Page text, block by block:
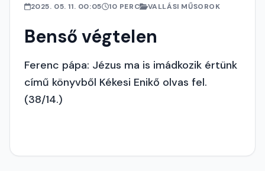
2025. 05. 11. 00:05 10 PERC VALLÁSI MŰSOROK
Benső végtelen
Ferenc pápa: Jézus ma is imádkozik értünk
című könyvből Kékesi Enikő olvas fel.
(38/14.)